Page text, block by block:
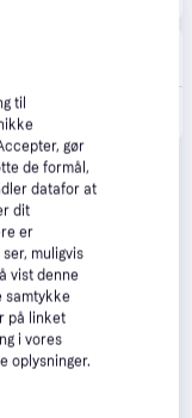
til
gør
de formål,
datafor at
dit
er
muligvis
vist denne
samtykke
på linket
i vores
oplysninger.